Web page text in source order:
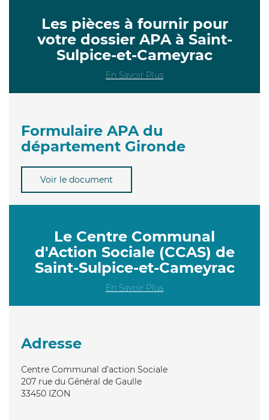
Les pièces à fournir pour
votre dossier APA à Saint-
Sulpice-et-Cameyrac
En Savoir Plus
Formulaire APA du
département Gironde
Voir le document
Le Centre Communal
d'Action Sociale (CCAS) de
Saint-Sulpice-et-Cameyrac
En Savoir Plus
Adresse
Centre Communal d'action Sociale
207 rue du Général de Gaulle
33450 IZON